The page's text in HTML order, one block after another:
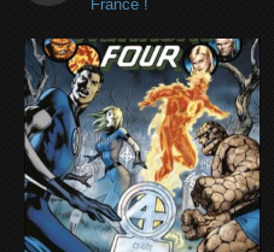
France !